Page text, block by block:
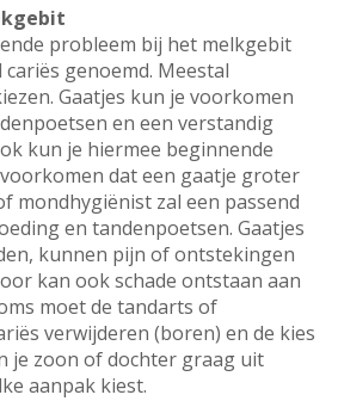
probleem bij het melkgebit
genoemd. Meestal
Gaatjes kun je voorkomen
en een verstandig
kun je hiermee beginnende
dat een gaatje groter
mondhygiënist zal een passend
en tandenpoetsen. Gaatjes
kunnen pijn of ontstekingen
kan ook schade ontstaan aan
moet de tandarts of
verwijderen (boren) en de kies
je zoon of dochter graag uit
aanpak kiest.